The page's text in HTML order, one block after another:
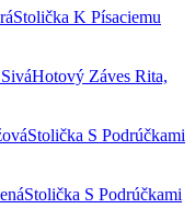
Stolička K Písaciemu
Hotový Záves Rita,
Stolička S Podrúčkami
Stolička S Podrúčkami